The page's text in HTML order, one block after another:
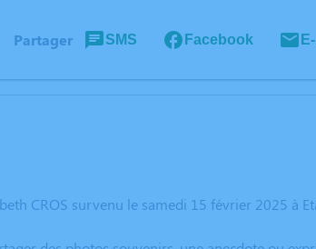
Partager SMS Facebook
CROS survenu le samedi 15 février 2025 à